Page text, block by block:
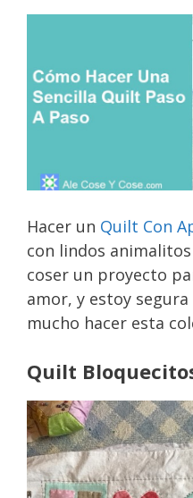
Hacer un Quilt Con
con lindos
coser un proyecto
amor, y estoy
mucho hacer esta
Quilt